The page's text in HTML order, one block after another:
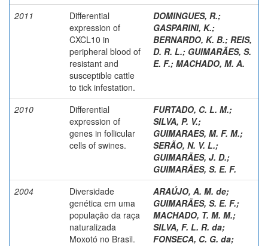
2011
Differential
expression of
CXCL10 in
peripheral blood of
resistant and
susceptible cattle
to tick infestation.
DOMINGUES, R.;
GASPARINI, K.;
BERNARDO, K. B.; REIS,
D. R. L.; GUIMARÃES, S.
E. F.; MACHADO, M. A.
2010
Differential
expression of
genes in follicular
cells of swines.
FURTADO, C. L. M.;
SILVA, P. V.;
GUIMARAES, M. F. M.;
SERÃO, N. V. L.;
GUIMARÃES, J. D.;
GUIMARÃES, S. E. F.
2004
Diversidade
genética em uma
população da raça
naturalizada
Moxotó no Brasil.
ARAÚJO, A. M. de;
GUIMARÃES, S. E. F.;
MACHADO, T. M. M.;
SILVA, F. L. R. da;
FONSECA, C. G. da;